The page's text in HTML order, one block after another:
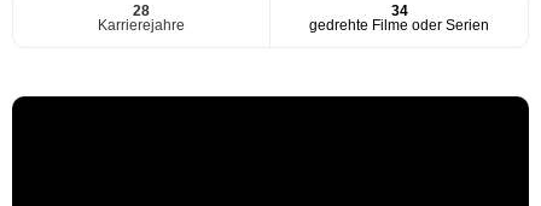
28
Karrierejahre
34
gedrehte Filme oder Serien